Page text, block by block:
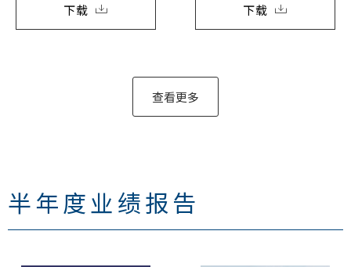
下载 下载
查看更多
半年度业绩报告